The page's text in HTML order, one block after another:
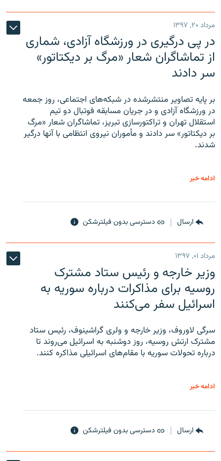
مرداد ۲۰, ۱۳۹۷
در پی درگیری در ورزشگاه آزادی، شماری
از تماشاگران شعار «مرگ بر دیکتاتور»
سر دادند
بر پایه تصاویر منتشرشده در شبکه‌های اجتماعی، روز جمعه
در ورزشگاه آزادی و در جریان مسابقه فوتبال دو تیم
استقلال تهران و تراکتورسازی تبریز، تماشاگران شعار «مرگ
بر دیکتاتور» سر دادند و مأموران نیروی انتظامی با آنها درگیر
شدند.
ادامه خبر
ارسال دسترسی بدون فیلترشکن
مرداد ۰۱, ۱۳۹۷
وزیر خارجه و رئیس‌ ستاد مشترک
روسیه برای مذاکرات درباره سوریه به
اسرائیل سفر می‌کنند
سرگی لاوروف، وزیر خارجه و ولری گراشینوف، رئیس ستاد
مشترک ارتش روسیه، روز دوشنبه به اسرائیل می‌روند تا
درباره تحولات سوریه با مقام‌های اسرائیلی مذاکره کنند.
ادامه خبر
ارسال دسترسی بدون فیلترشکن